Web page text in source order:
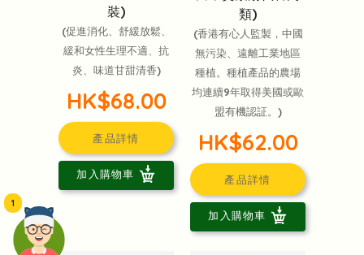
1
裝)
(促進消化、舒緩放鬆、
緩和女性生理不適、抗
炎、味道甘甜清香)
HK$68.00
產品詳情
加入購物車
類)
(香港有心人監製，中國
無污染、遠離工業地區
種植。種植產品的農場
均連續9年取得美國或歐
盟有機認証。)
HK$62.00
產品詳情
加入購物車